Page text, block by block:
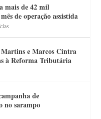
mais de 42 mil
de operação assistida
e Marcos Cintra
à Reforma Tributária
de
no sarampo